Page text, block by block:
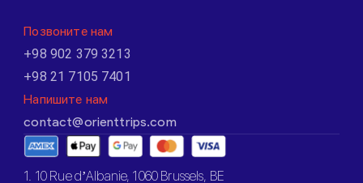
Позвоните нам
+98 902 379 3213
+98 21 7105 7401
Напишите нам
contact@orienttrips.com
1. 10 Rue d’Albanie, 1060 Brussels, BE